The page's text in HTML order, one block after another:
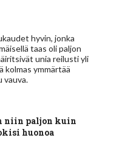
hyvin, jonka
taas oli paljon
unia reilusti yli
ymmärtää
vauva.
niin paljon kuin
huonoa